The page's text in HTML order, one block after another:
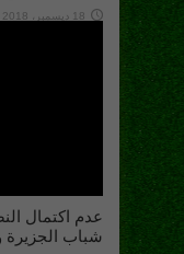
18 ديسمبر، 2018
عدم اكتمال
شباب الجزيرة